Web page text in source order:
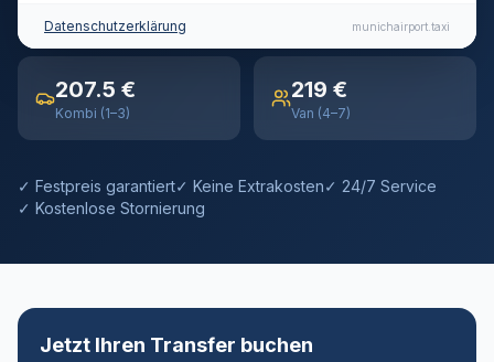
207.5 €
Kombi (1–3)
219 €
Van (4–7)
✓ Festpreis garantiert✓ Keine Extrakosten✓ 24/7 Service
✓ Kostenlose Stornierung
Jetzt Ihren Transfer buchen
Datenschutzerklärung munichairport.taxi